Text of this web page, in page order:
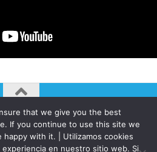
© JAVIER MARTINEZ 2026. All
Reserved.
con elTema Hueman
that we give you the best
If you continue to use this site we
happy with it. | Utilizamos cookies
experiencia en nuestro sitio web. Si